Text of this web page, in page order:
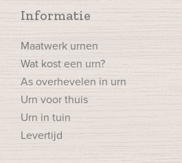
Informatie
Maatwerk urnen
Wat kost een urn?
As overhevelen in urn
Urn voor thuis
Urn in tuin
Levertijd